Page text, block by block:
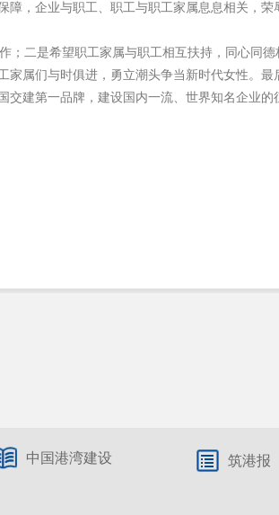
，企业与职工、职工与职工家属息息相关，荣
二是希望职工家属与职工相互扶持，同心同德
属们与时俱进，勇立潮头争当新时代女性。最
建第一品牌，建设国内一流、世界知名企业的
中国港湾建设 筑港报